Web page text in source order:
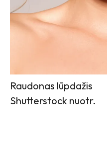
Raudonas lūpdažis
Shutterstock nuotr.